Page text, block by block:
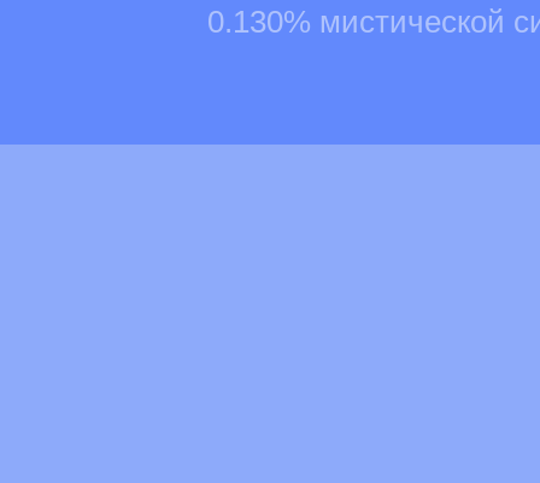
0.130% мистической